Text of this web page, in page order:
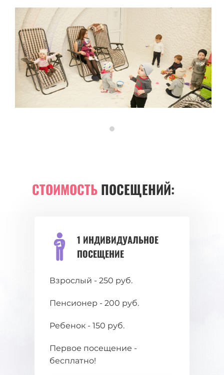
СТОИМОСТЬ ПОСЕЩЕНИЙ:
1 ИНДИВИДУАЛЬНОЕ
ПОСЕЩЕНИЕ
Взрослый - 250 руб.
Пенсионер - 200 руб.
Ребенок - 150 руб.
Первое посещение -
бесплатно!